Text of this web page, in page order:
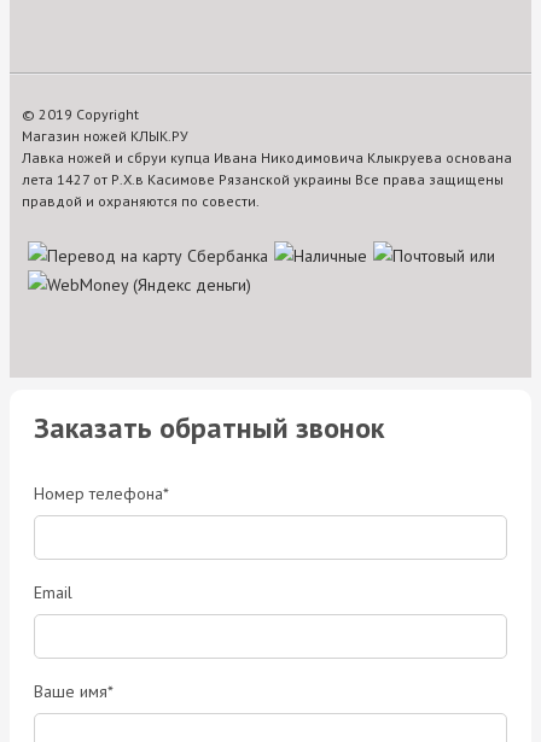
© 2019 Copyright
Магазин ножей КЛЫК.РУ
Лавка ножей и сбруи купца Ивана Никодимовича Клыкруева основана
лета 1427 от Р.Х.в Касимове Рязанской украины Все права защищены
правдой и охраняются по совести.
Заказать обратный звонок
Номер телефона*
Email
Ваше имя*